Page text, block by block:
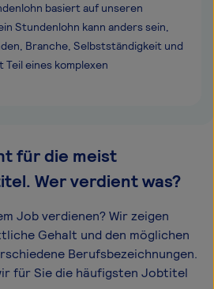
basiert auf unseren
Stundenlohn kann anders sein,
Branche, Selbstständigkeit und
eines komplexen
für die meist
Wer verdient was?
Job verdienen? Wir zeigen
Gehalt und den möglichen
Berufsbezeichnungen.
für Sie die häufigsten Jobtitel